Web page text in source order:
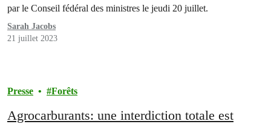
par le Conseil fédéral des ministres le jeudi 20 juillet.
Sarah Jacobs
21 juillet 2023
Presse Forêts
Agrocarburants: une interdiction totale est